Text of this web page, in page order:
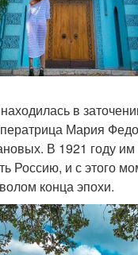
в
Мария
В 1921 году
Россию, и с этого
конца эпохи.